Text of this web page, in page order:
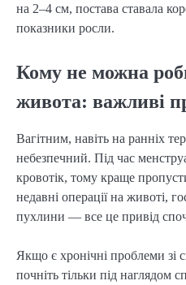
на 2–4 см, постава ставала
показники росли.
Кому не можна
живота: важливі
Вагітним, навіть на ранніх
небезпечний. Під час
кровотік, тому краще
недавні операції на животі,
пухлини — все це привід
Якщо є хронічні проблеми зі
почніть тільки під наглядом